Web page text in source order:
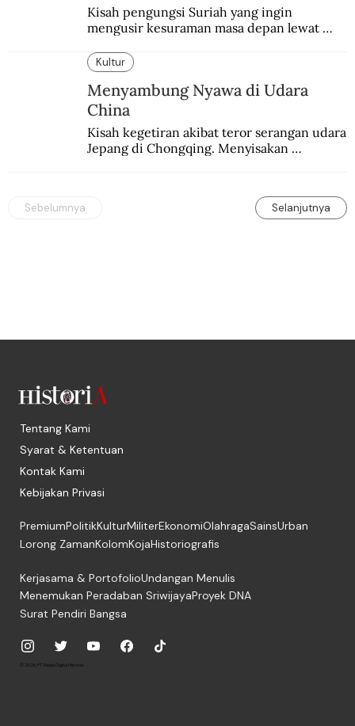
Kisah pengungsi Suriah yang ingin
mengusir kesuraman masa depan lewat
humanis.
Kultur
Menyambung Nyawa di Udara
China
Kisah kegetiran akibat teror serangan udara
Jepang di Chongqing. Menyisakan
Sebelumnya Selanjutnya
Tentang Kami
Syarat & Ketentuan
Kontak Kami
Kebijakan Privasi
PremiumPolitikKulturMiliterEkonomiOlahragaSainsUrban
Lorong ZamanKolomKojaHistoriografis
Kerjasama & PortofolioUndangan Menulis
Menemukan Peradaban SriwijayaProyek DNA
Surat Pendiri Bangsa
© 2026, PT. Media Digital Historia.